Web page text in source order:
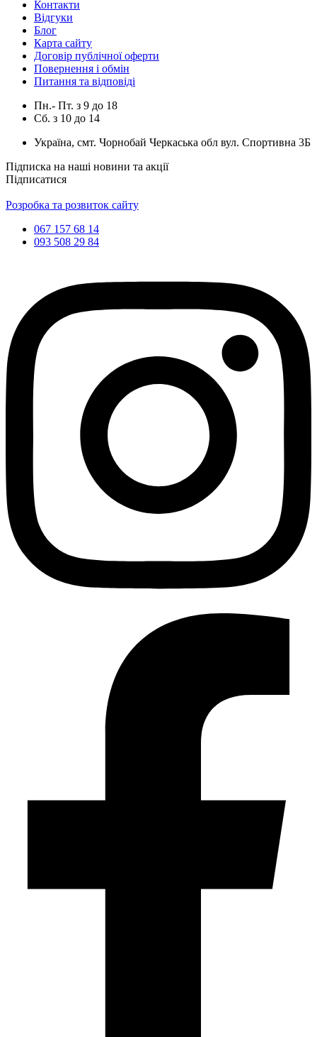
Контакти
Відгуки
Блог
Карта сайту
Договір публічної оферти
Повернення і обмін
Питання та відповіді
Пн.- Пт. з 9 до 18
Сб. з 10 до 14
Україна, смт. Чорнобай Черкаська обл вул. Спортивна 3Б
Підписка на наші новини та акції
Підписатися
Розробка та розвиток сайту
067 157 68 14
093 508 29 84